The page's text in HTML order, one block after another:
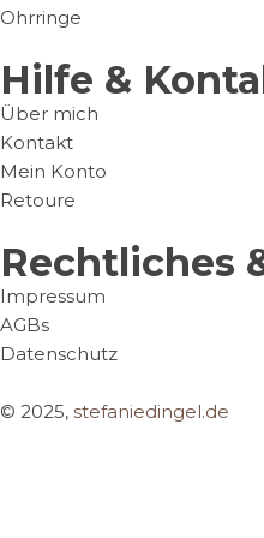
Ohrringe
Hilfe &
Über mich
Kontakt
Mein Konto
Retoure
Rechtliches
Impressum
AGBs
Datenschutz
© 2025, stefaniedingel.de